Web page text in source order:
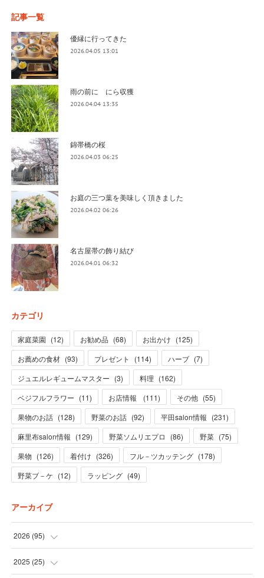
記事一覧
優縁に行ってきた
2026.04.05 13:01
雨の前に にら収獲
2026.04.04 13:35
錦帯橋の桜
2026.04.03 06:25
お庭の三つ葉を美味しく頂きました
2026.04.02 06:26
名古屋帯の飾り結び
2026.04.01 06:32
カテゴリ
家庭菜園 (12) お勧め品 (68) お出かけ (125)
お薦めの食材 (93) プレゼント (114) ハーブ (7)
ジュエルレギュームマスター (3) 料理 (162)
ベジフルフラワー (11) お店情報 (111) その他 (55)
果物のお話 (128) 野菜のお話 (92) 平田salon情報 (231)
麻里布salon情報 (129) 野菜ソムリエプロ (86) 野菜 (75)
果物 (126) 着付け (326) フル－ツカッテング (178)
野菜ブ－ケ (12) ラッピング (49)
アーカイブ
2026 (95)
(5
2025 (25)